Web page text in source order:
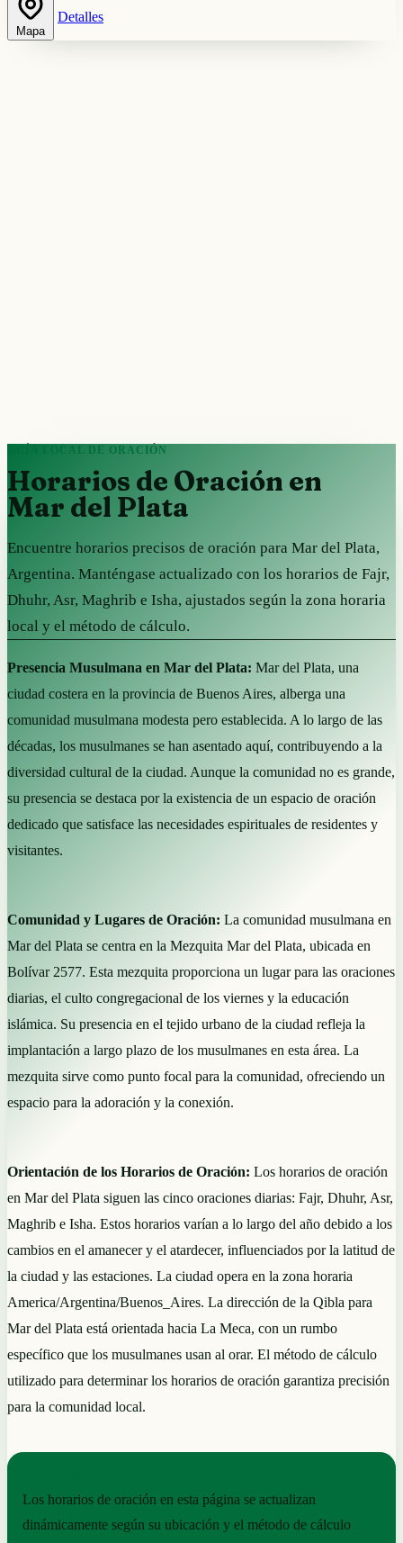
Mapa
Detalles
GUÍA LOCAL DE ORACIÓN
Horarios de Oración en
Mar del Plata
Encuentre horarios precisos de oración para Mar del Plata,
Argentina. Manténgase actualizado con los horarios de Fajr,
Dhuhr, Asr, Maghrib e Isha, ajustados según la zona horaria
local y el método de cálculo.
Presencia Musulmana en Mar del Plata: Mar del Plata, una
ciudad costera en la provincia de Buenos Aires, alberga una
comunidad musulmana modesta pero establecida. A lo largo de las
décadas, los musulmanes se han asentado aquí, contribuyendo a la
diversidad cultural de la ciudad. Aunque la comunidad no es grande,
su presencia se destaca por la existencia de un espacio de oración
dedicado que satisface las necesidades espirituales de residentes y
visitantes.
Comunidad y Lugares de Oración: La comunidad musulmana en
Mar del Plata se centra en la Mezquita Mar del Plata, ubicada en
Bolívar 2577. Esta mezquita proporciona un lugar para las oraciones
diarias, el culto congregacional de los viernes y la educación
islámica. Su presencia en el tejido urbano de la ciudad refleja la
implantación a largo plazo de los musulmanes en esta área. La
mezquita sirve como punto focal para la comunidad, ofreciendo un
espacio para la adoración y la conexión.
Orientación de los Horarios de Oración: Los horarios de oración
en Mar del Plata siguen las cinco oraciones diarias: Fajr, Dhuhr, Asr,
Maghrib e Isha. Estos horarios varían a lo largo del año debido a los
cambios en el amanecer y el atardecer, influenciados por la latitud de
la ciudad y las estaciones. La ciudad opera en la zona horaria
America/Argentina/Buenos_Aires. La dirección de la Qibla para
Mar del Plata está orientada hacia La Meca, con un rumbo
específico que los musulmanes usan al orar. El método de cálculo
utilizado para determinar los horarios de oración garantiza precisión
para la comunidad local.
Los horarios de oración en esta página se actualizan
dinámicamente según su ubicación y el método de cálculo